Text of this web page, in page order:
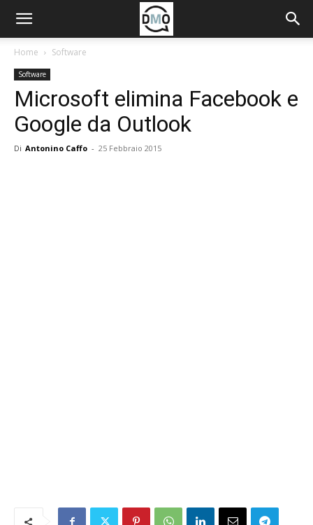
Home Software
Software
Microsoft elimina Facebook e
Google da Outlook
Di Antonino Caffo - 25 Febbraio 2015